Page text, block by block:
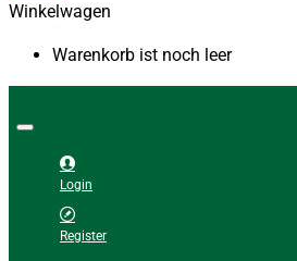
Winkelwagen
Warenkorb ist noch leer
Login
Register